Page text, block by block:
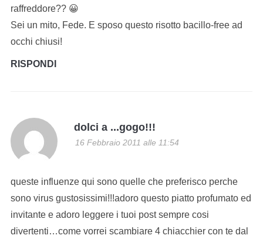
raffreddore?? 😀
Sei un mito, Fede. E sposo questo risotto bacillo-free ad
occhi chiusi!
RISPONDI
dolci a ...gogo!!!
16 Febbraio 2011 alle 11:54
queste influenze qui sono quelle che preferisco perche
sono virus gustosissimi!!!adoro questo piatto profumato ed
invitante e adoro leggere i tuoi post sempre cosi
divertenti…come vorrei scambiare 4 chiacchier con te dal